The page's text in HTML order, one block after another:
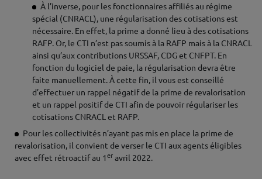
À l’inverse, pour les fonctionnaires affiliés au régime
spécial (CNRACL), une régularisation des cotisations est
nécessaire. En effet, la prime a donné lieu à des cotisations
RAFP. Or, le CTI n’est pas soumis à la RAFP mais à la CNRACL
ainsi qu’aux contributions URSSAF, CDG et CNFPT. En
fonction du logiciel de paie, la régularisation devra être
faite manuellement. À cette fin, il vous est conseillé
d’effectuer un rappel négatif de la prime de revalorisation
et un rappel positif de CTI afin de pouvoir régulariser les
cotisations CNRACL et RAFP.
Pour les collectivités n’ayant pas mis en place la prime de
revalorisation, il convient de verser le CTI aux agents éligibles
avec effet rétroactif au 1 er avril 2022.